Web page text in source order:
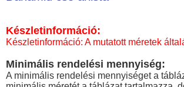
Készletinformáció:
Készletinformáció: A mutatott méretek
Minimális rendelési mennyiség:
A minimális rendelési mennyiséget a